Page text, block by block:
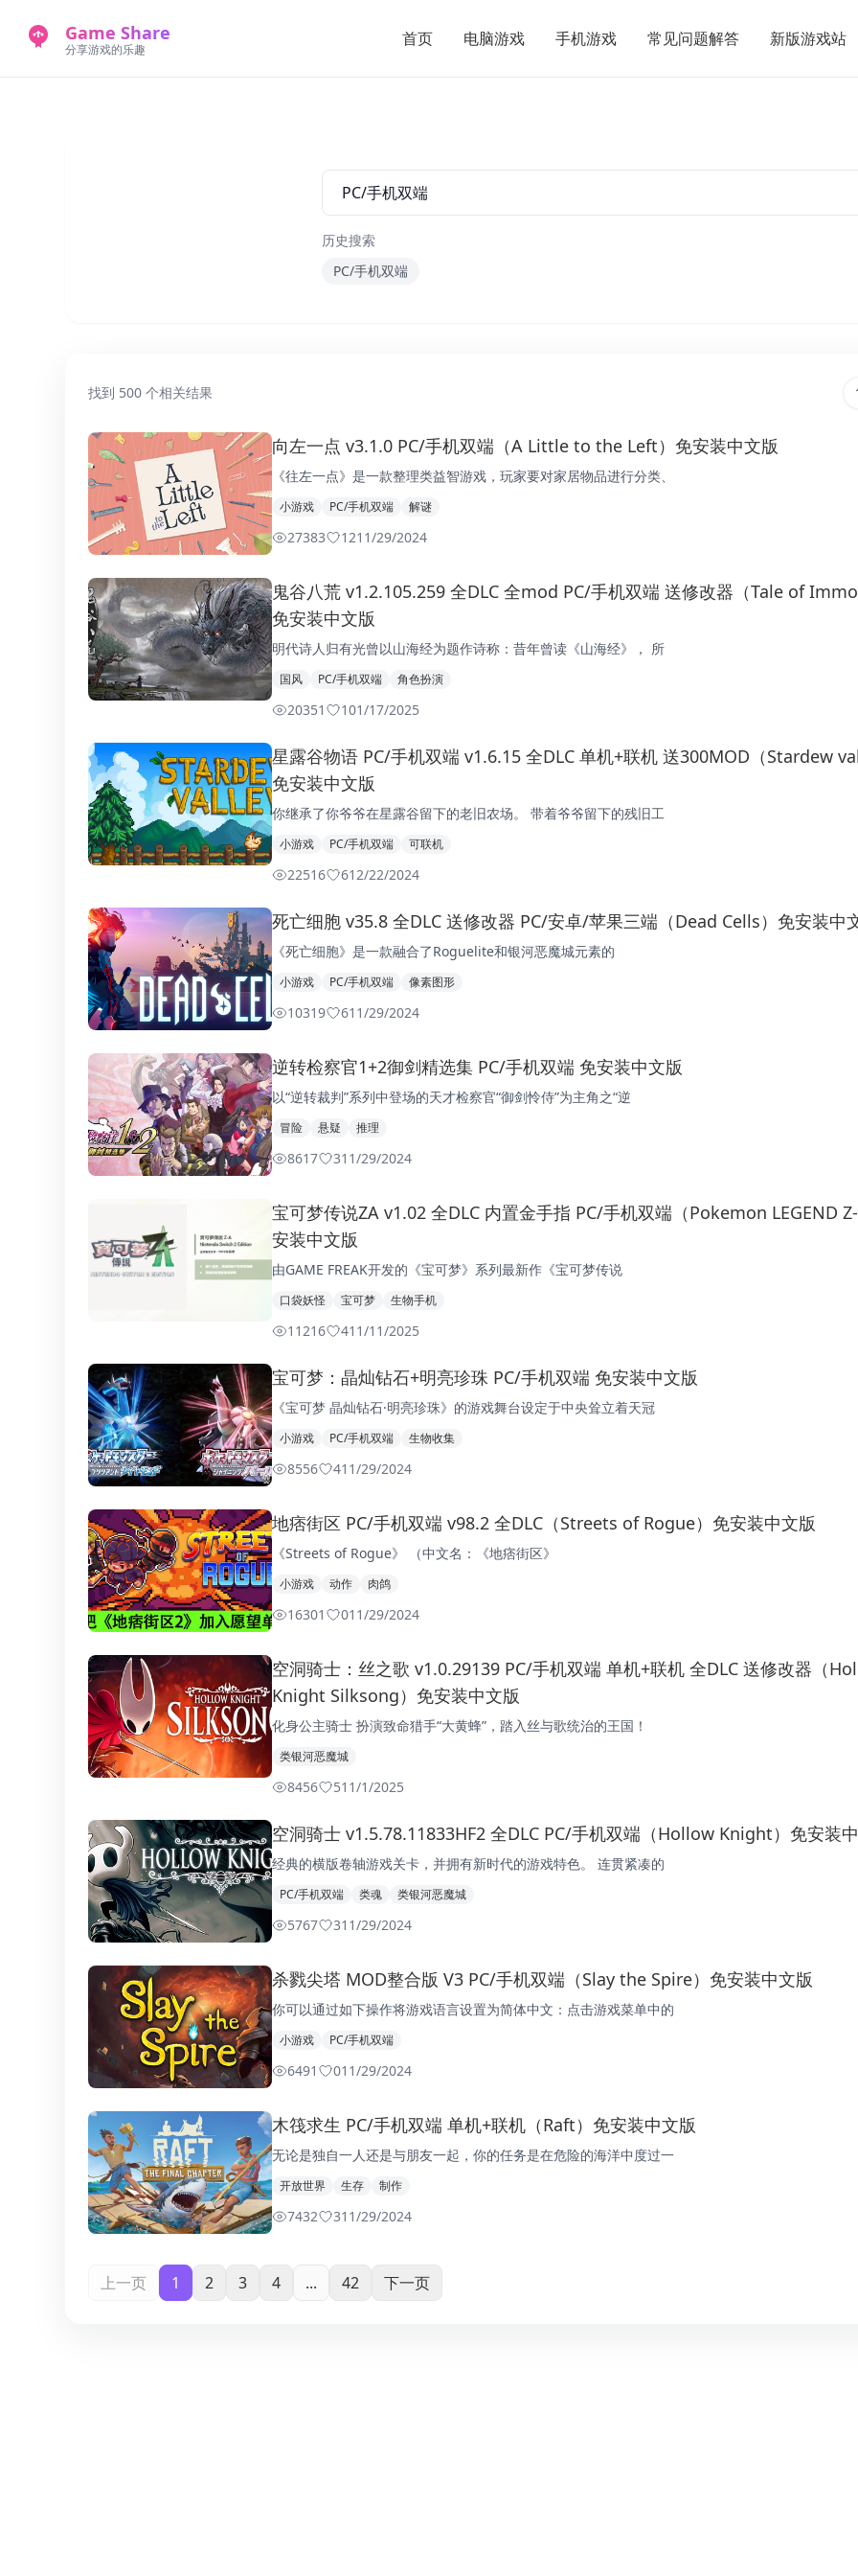
Game Share
分享游戏的乐趣
首页 电脑游戏 手机游戏 常见问题解答 新版游戏站
历史搜索
PC/手机双端
找到 500 个相关结果
向左一点 v3.1.0 PC/手机双端（A Little to the Left）免安装中文版
《往左一点》是一款整理类益智游戏，玩家要对家居物品进行分类、
小游戏 PC/手机双端 解谜
27383 1211/29/2024
鬼谷八荒 v1.2.105.259 全DLC 全mod PC/手机双端 送修改器（Tale of
免安装中文版
明代诗人归有光曾以山海经为题作诗称：昔年曾读《山海经》， 所
国风 PC/手机双端 角色扮演
20351 101/17/2025
星露谷物语 PC/手机双端 v1.6.15 全DLC 单机+联机 送300MOD（Stardew
免安装中文版
你继承了你爷爷在星露谷留下的老旧农场。 带着爷爷留下的残旧工
小游戏 PC/手机双端 可联机
22516 612/22/2024
死亡细胞 v35.8 全DLC 送修改器 PC/安卓/苹果三端（Dead Cells）免安装中
《死亡细胞》是一款融合了Roguelite和银河恶魔城元素的
小游戏 PC/手机双端 像素图形
10319 611/29/2024
逆转检察官1+2御剑精选集 PC/手机双端 免安装中文版
以“逆转裁判”系列中登场的天才检察官“御剑怜侍”为主角之“逆
冒险 悬疑 推理
8617 311/29/2024
宝可梦传说ZA v1.02 全DLC 内置金手指 PC/手机双端（Pokemon LEGEND
安装中文版
由GAME FREAK开发的《宝可梦》系列最新作《宝可梦传说
口袋妖怪 宝可梦 生物手机
11216 411/11/2025
宝可梦：晶灿钻石+明亮珍珠 PC/手机双端 免安装中文版
《宝可梦 晶灿钻石·明亮珍珠》的游戏舞台设定于中央耸立着天冠
小游戏 PC/手机双端 生物收集
8556 411/29/2024
地痞街区 PC/手机双端 v98.2 全DLC（Streets of Rogue）免安装中文版
《Streets of Rogue》 （中文名：《地痞街区》
小游戏 动作 肉鸽
16301 011/29/2024
空洞骑士：丝之歌 v1.0.29139 PC/手机双端 单机+联机 全DLC 送修改器（
Knight Silksong）免安装中文版
化身公主骑士 扮演致命猎手“大黄蜂”，踏入丝与歌统治的王国！
类银河恶魔城
8456 511/1/2025
空洞骑士 v1.5.78.11833HF2 全DLC PC/手机双端（Hollow Knight）免安装
经典的横版卷轴游戏关卡，并拥有新时代的游戏特色。 连贯紧凑的
PC/手机双端 类魂 类银河恶魔城
5767 311/29/2024
杀戮尖塔 MOD整合版 V3 PC/手机双端（Slay the Spire）免安装中文版
你可以通过如下操作将游戏语言设置为简体中文：点击游戏菜单中的
小游戏 PC/手机双端
6491 011/29/2024
木筏求生 PC/手机双端 单机+联机（Raft）免安装中文版
无论是独自一人还是与朋友一起，你的任务是在危险的海洋中度过一
开放世界 生存 制作
7432 311/29/2024
上一页 1 2 3 4 ... 42 下一页